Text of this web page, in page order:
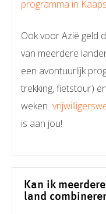
programma in
Ook voor Azië geld
van meerdere
een avontuurlijk
trekking, fietstour)
weken
is aan jou!
Kan ik
land